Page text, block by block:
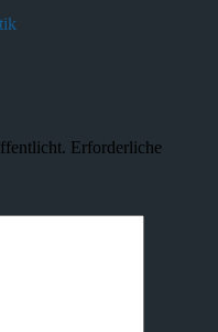
Erforderliche